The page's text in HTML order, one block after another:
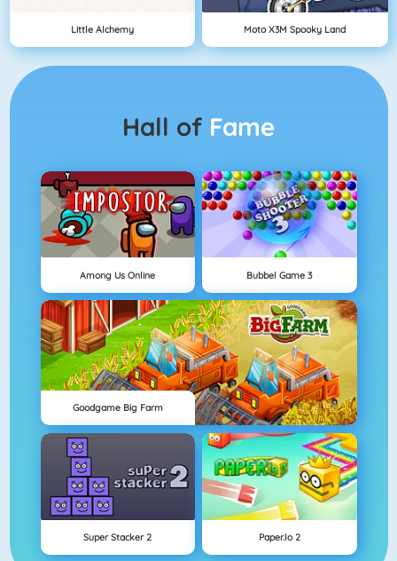
Little Alchemy Moto X3M Spooky Land
Hall of Fame
Among Us Online Bubbel Game 3
Goodgame Big Farm
Super Stacker 2 Paper.io 2